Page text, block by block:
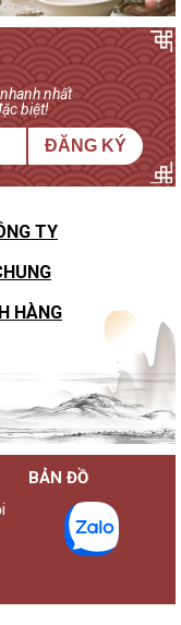
nhất
biệt!
ĐĂNG KÝ
TY
HÀNG
BẢN ĐỒ